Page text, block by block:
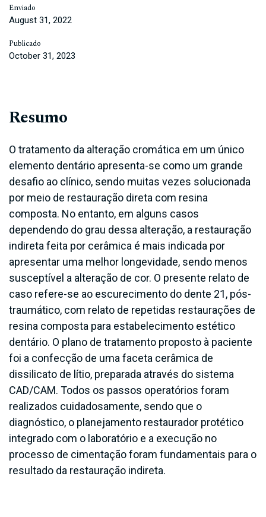
Enviado
August 31, 2022
Publicado
October 31, 2023
Resumo
O tratamento da alteração cromática em um único
elemento dentário apresenta-se como um grande
desafio ao clínico, sendo muitas vezes solucionada
por meio de restauração direta com resina
composta. No entanto, em alguns casos
dependendo do grau dessa alteração, a restauração
indireta feita por cerâmica é mais indicada por
apresentar uma melhor longevidade, sendo menos
susceptível a alteração de cor. O presente relato de
caso refere-se ao escurecimento do dente 21, pós-
traumático, com relato de repetidas restaurações de
resina composta para estabelecimento estético
dentário. O plano de tratamento proposto à paciente
foi a confecção de uma faceta cerâmica de
dissilicato de lítio, preparada através do sistema
CAD/CAM. Todos os passos operatórios foram
realizados cuidadosamente, sendo que o
diagnóstico, o planejamento restaurador protético
integrado com o laboratório e a execução no
processo de cimentação foram fundamentais para o
resultado da restauração indireta.